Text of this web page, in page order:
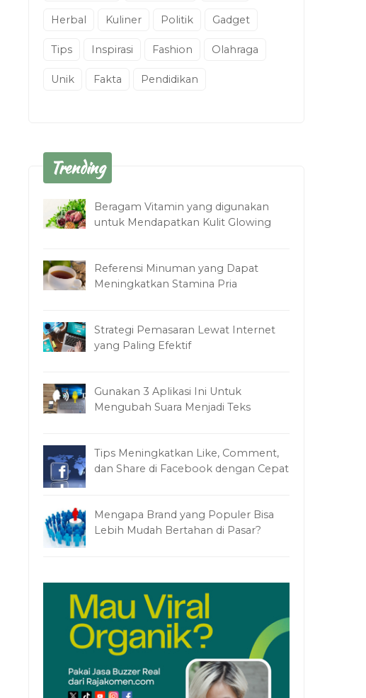
Herbal Kuliner Politik Gadget
Tips Inspirasi Fashion Olahraga
Unik Fakta Pendidikan
Trending
Beragam Vitamin yang digunakan
untuk Mendapatkan Kulit Glowing
Referensi Minuman yang Dapat
Meningkatkan Stamina Pria
Strategi Pemasaran Lewat Internet
yang Paling Efektif
Gunakan 3 Aplikasi Ini Untuk
Mengubah Suara Menjadi Teks
Tips Meningkatkan Like, Comment,
dan Share di Facebook dengan Cepat
Mengapa Brand yang Populer Bisa
Lebih Mudah Bertahan di Pasar?